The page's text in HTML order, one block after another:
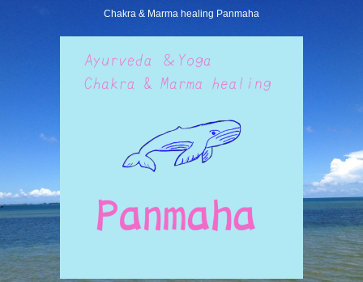
Chakra & Marma healing Panmaha